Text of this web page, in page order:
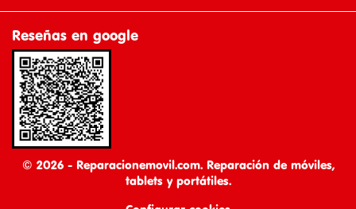
Reseñas en google
© 2026 - Reparacionemovil.com. Reparación de móviles,
tablets y portátiles.